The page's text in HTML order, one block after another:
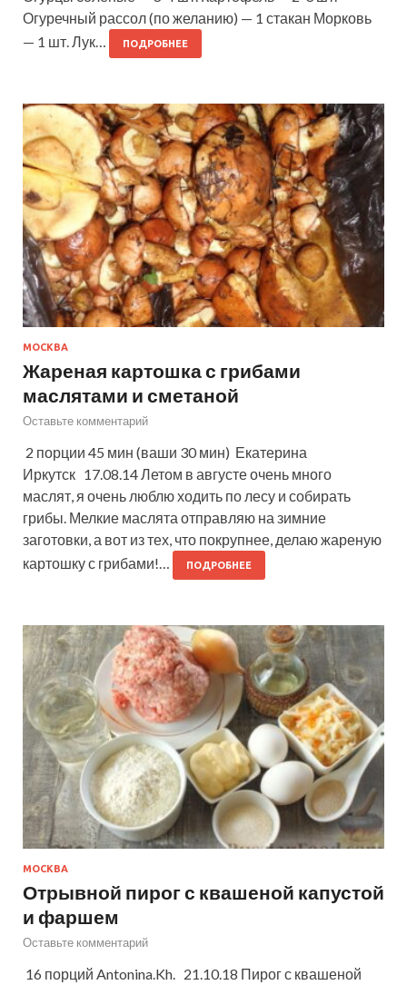
Огуречный рассол (по желанию) — 1 стакан Морковь
— 1 шт. Лук…
ПОДРОБНЕЕ
МОСКВА
Жареная картошка с грибами
маслятами и сметаной
Оставьте комментарий
2 порции 45 мин (ваши 30 мин) Екатерина
Иркутск 17.08.14 Летом в августе очень много
маслят, я очень люблю ходить по лесу и собирать
грибы. Мелкие маслята отправляю на зимние
заготовки, а вот из тех, что покрупнее, делаю жареную
картошку с грибами!…
ПОДРОБНЕЕ
МОСКВА
Отрывной пирог с квашеной капустой
и фаршем
Оставьте комментарий
16 порций Antonina.Kh. 21.10.18 Пирог с квашеной